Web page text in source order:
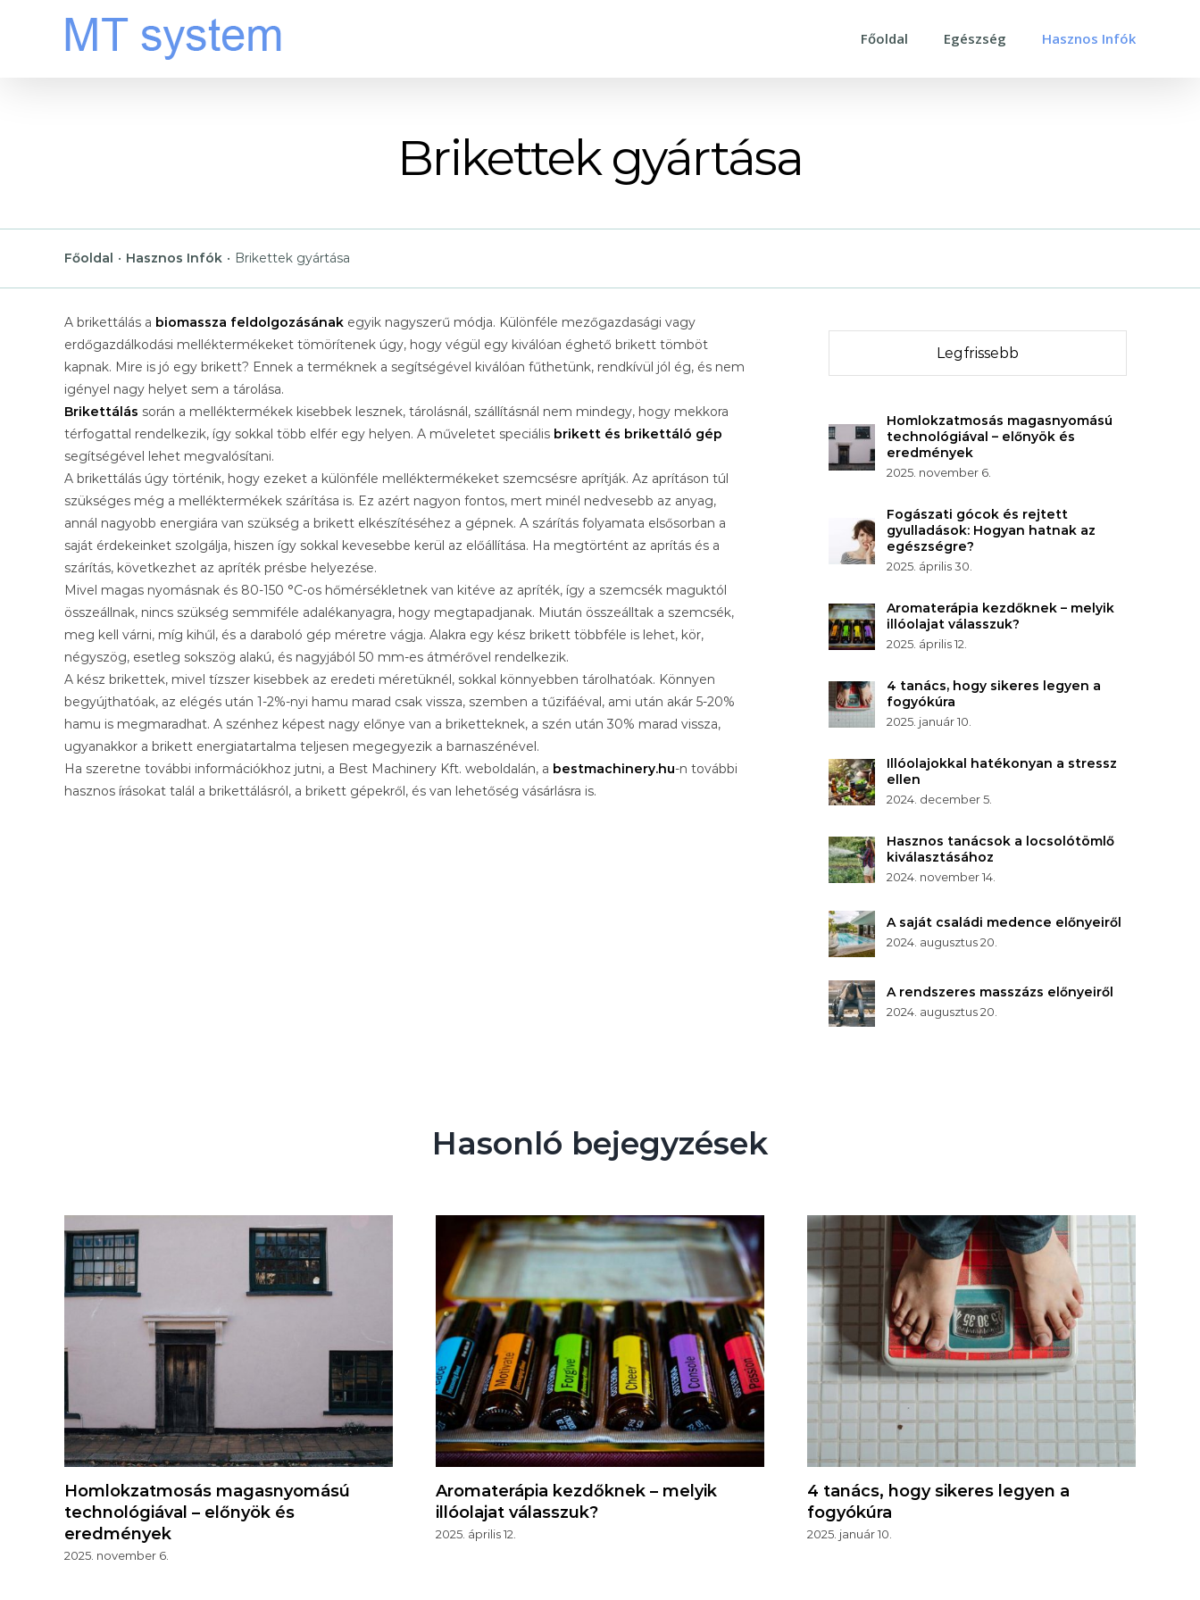
Főoldal Egészség Hasznos Infók
Brikettek gyártása
Főoldal • Hasznos Infók • Brikettek gyártása
A brikettálás a biomassza feldolgozásának egyik nagyszerű módja. Különféle mezőgazdasági vagy
erdőgazdálkodási melléktermékeket tömörítenek úgy, hogy végül egy kiválóan éghető brikett tömböt
kapnak. Mire is jó egy brikett? Ennek a terméknek a segítségével kiválóan fűthetünk, rendkívül jól ég, és nem
igényel nagy helyet sem a tárolása.
Brikettálás során a melléktermékek kisebbek lesznek, tárolásnál, szállításnál nem mindegy, hogy mekkora
térfogattal rendelkezik, így sokkal több elfér egy helyen. A műveletet speciális brikett és brikettáló gép
segítségével lehet megvalósítani.
A brikettálás úgy történik, hogy ezeket a különféle melléktermékeket szemcsésre aprítják. Az aprításon túl
szükséges még a melléktermékek szárítása is. Ez azért nagyon fontos, mert minél nedvesebb az anyag,
annál nagyobb energiára van szükség a brikett elkészítéséhez a gépnek. A szárítás folyamata elsősorban a
saját érdekeinket szolgálja, hiszen így sokkal kevesebbe kerül az előállítása. Ha megtörtént az aprítás és a
szárítás, következhet az apríték présbe helyezése.
Mivel magas nyomásnak és 80-150 °C-os hőmérsékletnek van kitéve az apríték, így a szemcsék maguktól
összeállnak, nincs szükség semmiféle adalékanyagra, hogy megtapadjanak. Miután összeálltak a szemcsék,
meg kell várni, míg kihűl, és a daraboló gép méretre vágja. Alakra egy kész brikett többféle is lehet, kör,
négyszög, esetleg sokszög alakú, és nagyjából 50 mm-es átmérővel rendelkezik.
A kész brikettek, mivel tízszer kisebbek az eredeti méretüknél, sokkal könnyebben tárolhatóak. Könnyen
begyújthatóak, az elégés után 1-2%-nyi hamu marad csak vissza, szemben a tűzifáéval, ami után akár 5-20%
hamu is megmaradhat. A szénhez képest nagy előnye van a briketteknek, a szén után 30% marad vissza,
ugyanakkor a brikett energiatartalma teljesen megegyezik a barnaszénével.
Ha szeretne további információkhoz jutni, a Best Machinery Kft. weboldalán, a bestmachinery.hu-n további
hasznos írásokat talál a brikettálásról, a brikett gépekről, és van lehetőség vásárlásra is.
Legfrissebb
Homlokzatmosás magasnyomású
technológiával – előnyök és
eredmények
2025. november 6.
Fogászati gócok és rejtett
gyulladások: Hogyan hatnak az
egészségre?
2025. április 30.
Aromaterápia kezdőknek – melyik
illóolajat válasszuk?
2025. április 12.
4 tanács, hogy sikeres legyen a
fogyókúra
2025. január 10.
Illóolajokkal hatékonyan a stressz
ellen
2024. december 5.
Hasznos tanácsok a locsolótömlő
kiválasztásához
2024. november 14.
A saját családi medence előnyeiről
2024. augusztus 20.
A rendszeres masszázs előnyeiről
2024. augusztus 20.
Hasonló bejegyzések
Homlokzatmosás magasnyomású
technológiával – előnyök és
eredmények
2025. november 6.
Aromaterápia kezdőknek – melyik
illóolajat válasszuk?
2025. április 12.
4 tanács, hogy sikeres legyen a
fogyókúra
2025. január 10.